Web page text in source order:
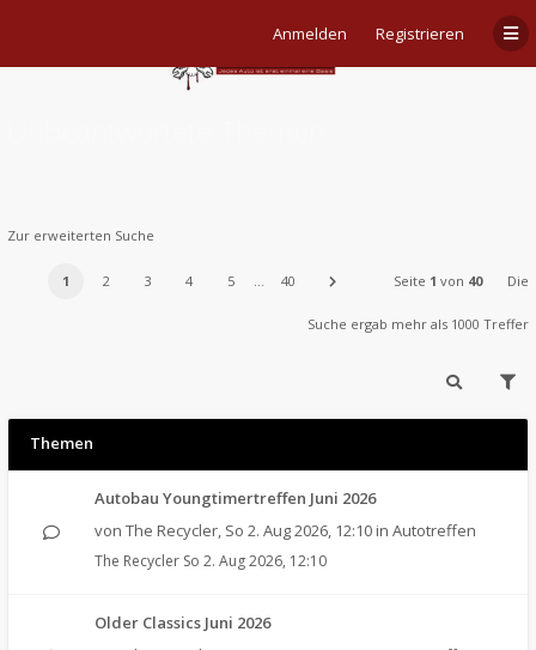
Anmelden Registrieren
Zur erweiterten Suche
1 2 3 4 5 … 40 Seite 1 von 40 Die
Suche ergab mehr als 1000 Treffer
Themen
Autobau Youngtimertreffen Juni 2026
von The Recycler, So 2. Aug 2026, 12:10 in Autotreffen
The Recycler So 2. Aug 2026, 12:10
Older Classics Juni 2026